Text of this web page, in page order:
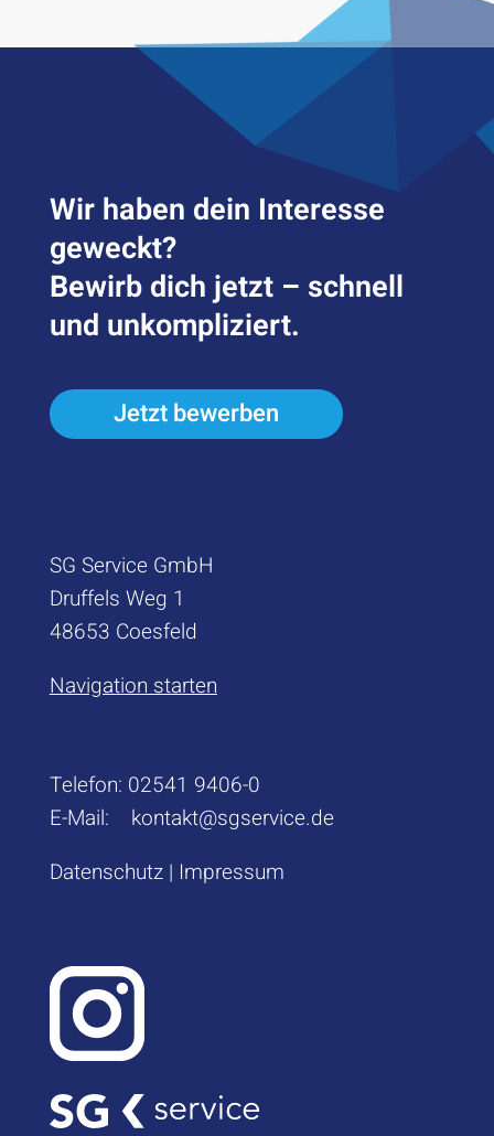
Wir haben dein Inter­esse
geweckt?
Bewirb dich jetzt – schnell
und unkompliziert.
Jetzt bewerben
SG Service GmbH
Druffels Weg 1
48653 Coesfeld
Navigation starten
Telefon: 02541 9406-0
E-Mail: kontakt@sgservice.de
Datenschutz| Impressum